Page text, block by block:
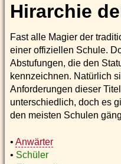
Hirarchie
Fast alle Magier der
einer offiziellen Schule.
Abstufungen, die den
kennzeichnen. Natürlich
Anforderungen dieser
unterschiedlich, doch es
den meisten Schulen
• Anwärter
• Schüler